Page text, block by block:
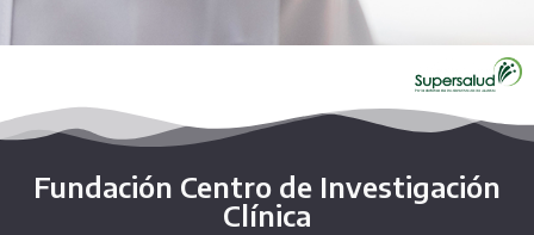
Fundación Centro de Investigación
Clínica